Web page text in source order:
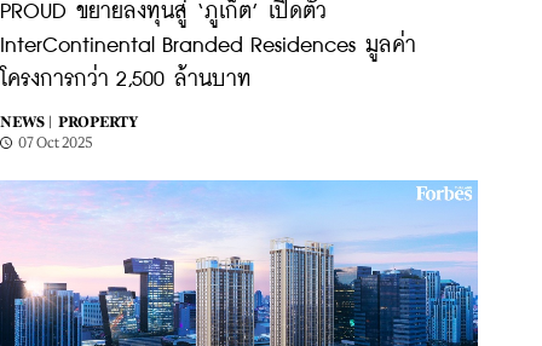
PROUD ขยายลงทุนสู่ ‘ภูเก็ต’ เปิดตัว
InterContinental Branded Residences มูลค่า
โครงการกว่า 2,500 ล้านบาท
NEWS |
PROPERTY
07 Oct 2025